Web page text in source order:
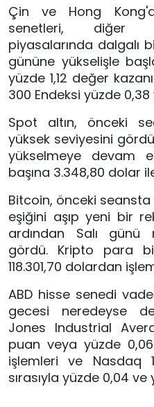
Çin ve Hong
senetleri, diğer
piyasalarında dalgalı
gününe yükselişle
yüzde 1,12 değer
300 Endeksi yüzde 0,38
Spot altın, önceki
yüksek seviyesini
yükselmeye devam
başına 3.348,80 dolar
Bitcoin, önceki seansta
eşiğini aşıp yeni bir
ardından Salı
gördü. Kripto para
118.301,70 dolardan
ABD hisse senedi
gecesi neredeyse
Jones Industrial
puan veya yüzde
işlemleri ve Nasdaq
sırasıyla yüzde 0,04